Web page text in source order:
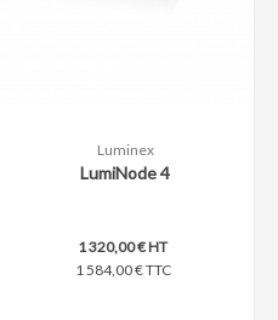
Comparer
Luminex
LumiNode 4
1 320,00 € HT
1 584,00 € TTC